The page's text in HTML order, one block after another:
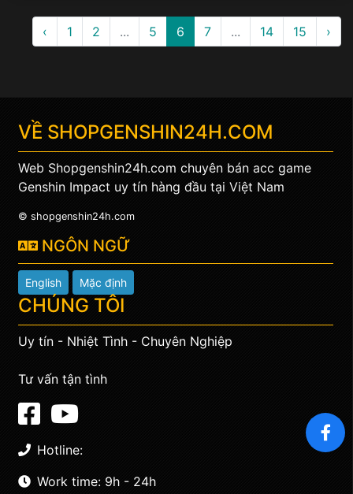
‹ 1 2 ... 5 6 7 ... 14 15 ›
VỀ SHOPGENSHIN24H.COM
Web Shopgenshin24h.com chuyên bán acc game
Genshin Impact uy tín hàng đầu tại Việt Nam
© shopgenshin24h.com
NGÔN NGỮ
English Mặc định
CHÚNG TÔI
Uy tín - Nhiệt Tình - Chuyên Nghiệp
Tư vấn tận tình
Hotline:
Work time: 9h - 24h